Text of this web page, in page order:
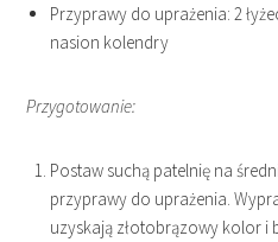
Przyprawy do uprażenia: 2
nasion kolendry
Przygotowanie:
Postaw suchą patelnię na
przyprawy do uprażenia.
uzyskają złotobrązowy kolor i